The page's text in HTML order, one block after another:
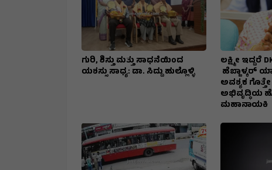
ಗುರಿ, ಶಿಸ್ತು ಮತ್ತು ಸಾಧನೆಯಿಂದ
ಯಶಸ್ಸು ಸಾಧ್ಯ: ಡಾ. ಸಿದ್ದು ಹುಲ್ಲೊಳ್ಳಿ
ಲಕ್ಷ್ಮೀ ಇದ್ದರೆ
ಹೆಬ್ಬಾಳ್ಕರ್
ಅವಶ್ಯಕ
ಅಭಿವೃದ್ಧಿಯ
ಮಹಾನಾಯಕಿ